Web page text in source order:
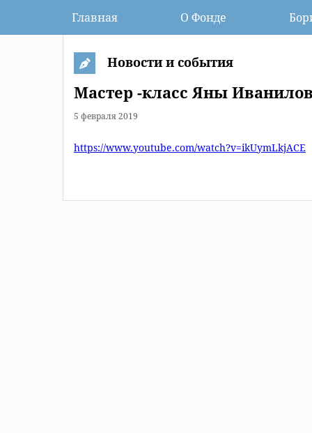
Главная О Фонде
Новости и события
Мастер -класс Яны
5 февраля 2019
https://www.youtube.com/watch?v=ikUymLkjACE